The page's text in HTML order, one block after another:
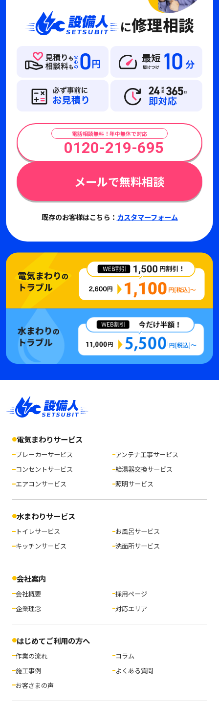
に修理相談
電話相談無料！年中無休で対応
0120-219-695
メールで無料相談
既存のお客様はこちら： カスタマーフォーム
電気まわりサービス
ブレーカーサービス
コンセントサービス
照明サービス
アンテナ工事サービス
給湯器交換サービス
エアコンサービス
水まわりサービス
トイレサービス
キッチンサービス
お風呂サービス
洗面所サービス
会社案内
会社概要
企業理念
採用ページ
対応エリア
はじめてご利用の方へ
作業の流れ
施工事例
お客さまの声
コラム
よくある質問